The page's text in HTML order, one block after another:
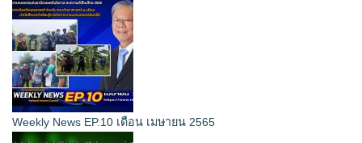
Weekly News EP.10 เดือน เมษายน 2565